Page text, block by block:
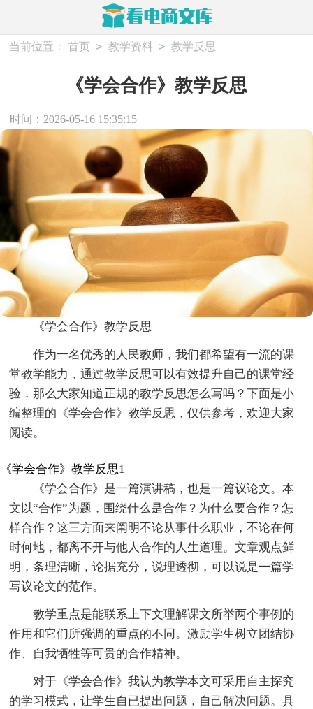
当前位置： 首页 > 教学资料 > 教学反思
《学会合作》教学反思
时间：2026-05-16 15:35:15
《学会合作》教学反思
作为一名优秀的人民教师，我们都希望有一流的课
堂教学能力，通过教学反思可以有效提升自己的课堂经
验，那么大家知道正规的教学反思怎么写吗？下面是小
编整理的《学会合作》教学反思，仅供参考，欢迎大家
阅读。
《学会合作》教学反思1
《学会合作》是一篇演讲稿，也是一篇议论文。本
文以“合作”为题，围绕什么是合作？为什么要合作？怎
样合作？这三方面来阐明不论从事什么职业，不论在何
时何地，都离不开与他人合作的人生道理。文章观点鲜
明，条理清晰，论据充分，说理透彻，可以说是一篇学
写议论文的范作。
教学重点是能联系上下文理解课文所举两个事例的
作用和它们所强调的重点的不同。激励学生树立团结协
作、自我牺牲等可贵的合作精神。
对于《学会合作》我认为教学本文可采用自主探究
的学习模式，让学生自已提出问题，自己解决问题。具